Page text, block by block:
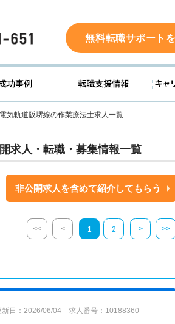
0120-941-651 無料転職サポート
転職成功事例 転職
気軌道阪堺線の作業療法士求人一覧
求人・転職・募集情報一覧
非公開求人を含めて紹介してもらう
<< < 1 2 > >>
新日：2026/06/04 求人番号：10188360